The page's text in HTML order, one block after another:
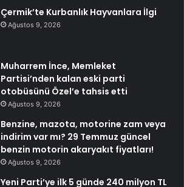
Çermik’te Kurbanlık Hayvanlara İlgi
Ağustos 9, 2026
Muharrem İnce, Memleket
Partisi’nden kalan eski parti
otobüsünü Özel’e tahsis etti
Ağustos 9, 2026
Benzine, mazota, motorine zam veya
indirim var mı? 29 Temmuz güncel
benzin motorin akaryakıt fiyatları!
Ağustos 9, 2026
Yeni Parti’ye ilk 5 günde 240 milyon TL